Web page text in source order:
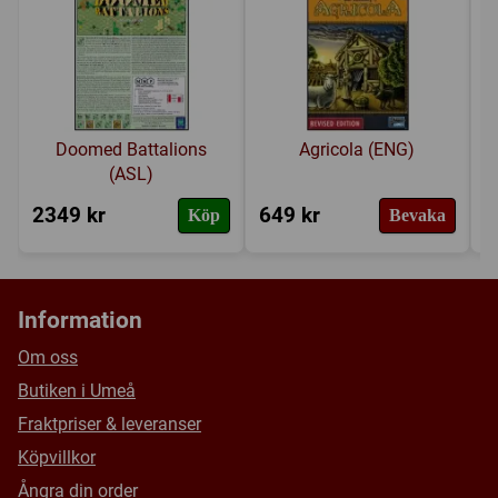
Försälj. rank:5379/18137
Doomed Battalions
(ASL)
2349 kr Köp
Agricola (ENG)
649 kr Bevaka
Information
Om oss
Butiken i Umeå
Fraktpriser & leveranser
Köpvillkor
Ångra din order